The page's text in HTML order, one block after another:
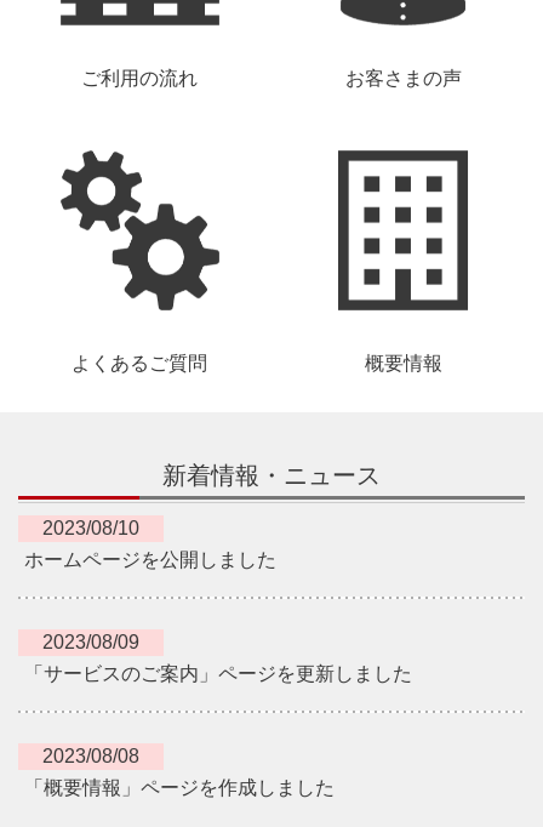
ご利用の流れ お客さまの声
よくあるご質問 概要情報
新着情報・ニュース
2023/08/10
ホームページを公開しました
2023/08/09
「サービスのご案内」ページを更新しました
2023/08/08
​「概要情報」ページを作成しました